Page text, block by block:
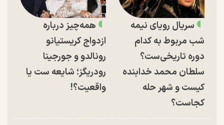
سریال رویای نیمه
شب مربوط به کدام
دوره تاریخی‌ست؟
سلطان محمد خدابنده
کیست و شهر حله
کجاست؟
همه‌چیز درباره
ازدواج کریستیانو
رونالدو و جورجینا
رودریگز؛ شایعه ست یا
واقعیت؟!